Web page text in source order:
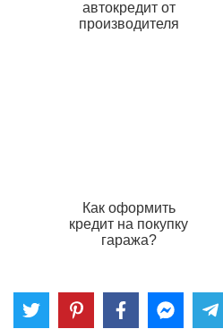
автокредит от
производителя
Как оформить
кредит на покупку
гаража?